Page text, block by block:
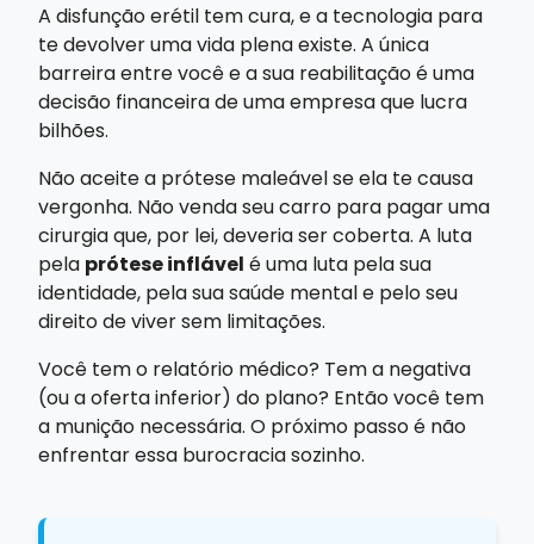
A disfunção erétil tem cura, e a tecnologia para
te devolver uma vida plena existe. A única
barreira entre você e a sua reabilitação é uma
decisão financeira de uma empresa que lucra
bilhões.
Não aceite a prótese maleável se ela te causa
vergonha. Não venda seu carro para pagar uma
cirurgia que, por lei, deveria ser coberta. A luta
pela prótese inflável é uma luta pela sua
identidade, pela sua saúde mental e pelo seu
direito de viver sem limitações.
Você tem o relatório médico? Tem a negativa
(ou a oferta inferior) do plano? Então você tem
a munição necessária. O próximo passo é não
enfrentar essa burocracia sozinho.